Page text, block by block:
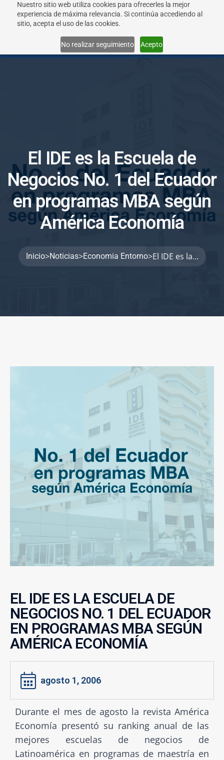
Nuestro sitio web utiliza cookies para ofrecerles la mejor
experiencia de máxima relevancia. Si continúa accediendo al
sitio, acepta el uso de las cookies.
No realizar seguimiento Acepto
El IDE es a Escuel a de
NegociosNo. 1delEcuador
en programas MBAsegún
AméricaEconomía
Inicio>Noticias>Economia Entorno>El IDE es la...
EL IDE ES LA ESCUELA DE
NEGOCIOS NO. 1 DEL ECUADOR
EN PROGRAMAS MBA SEGÚN
AMÉRICA ECONOMÍA
agosto 1, 2006
Durante el mes de agosto la revista América
Economía presentó su ranking anual de las
mejores escuelas de negocios de
Latinoamérica en programas de maestría en